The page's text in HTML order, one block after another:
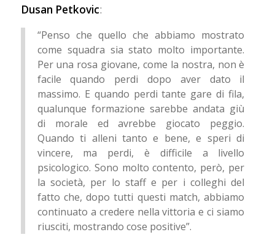
Dusan Petkovic:
“Penso che quello che abbiamo mostrato
come squadra sia stato molto importante.
Per una rosa giovane, come la nostra, non è
facile quando perdi dopo aver dato il
massimo. E quando perdi tante gare di fila,
qualunque formazione sarebbe andata giù
di morale ed avrebbe giocato peggio.
Quando ti alleni tanto e bene, e speri di
vincere, ma perdi, è difficile a livello
psicologico. Sono molto contento, però, per
la società, per lo staff e per i colleghi del
fatto che, dopo tutti questi match, abbiamo
continuato a credere nella vittoria e ci siamo
riusciti, mostrando cose positive”.